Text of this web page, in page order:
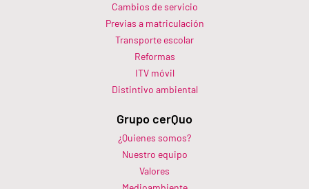
Cambios de servicio
Previas a matriculación
Transporte escolar
Reformas
ITV móvil
Distintivo ambiental
Grupo cerQuo
¿Quienes somos?
Nuestro equipo
Valores